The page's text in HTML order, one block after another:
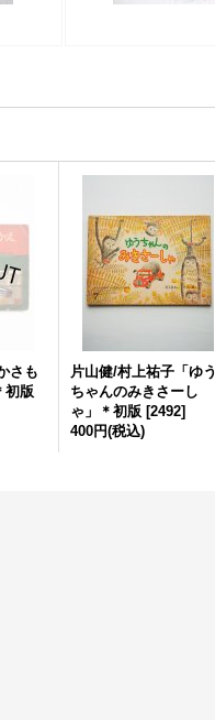
さも
初版
片山健/村上祐子「ゆう
ちゃんのみきさーし
ゃ」＊初版 [2492]
400円(税込)